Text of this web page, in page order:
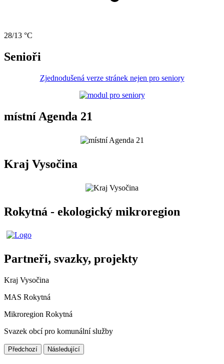
28/13 °C
Senioři
Zjednodušená verze stránek nejen pro seniory
místní Agenda 21
Kraj Vysočina
Rokytná - ekologický mikroregion
Partneři, svazky, projekty
Kraj Vysočina
MAS Rokytná
Mikroregion Rokytná
Svazek obcí pro komunální služby
Předchozí Následující